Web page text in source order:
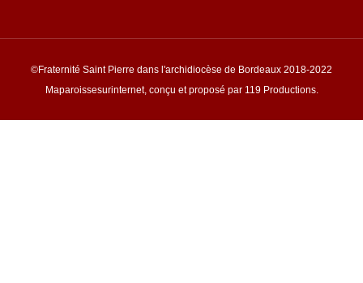
©Fraternité Saint Pierre dans l'archidiocèse de Bordeaux 2018-2022
Maparoissesurinternet, conçu et proposé par 119 Productions.